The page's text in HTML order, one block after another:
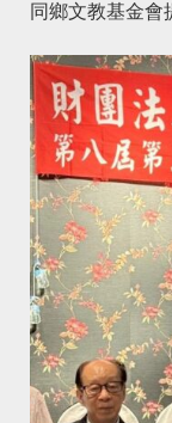
同鄉文教基金會